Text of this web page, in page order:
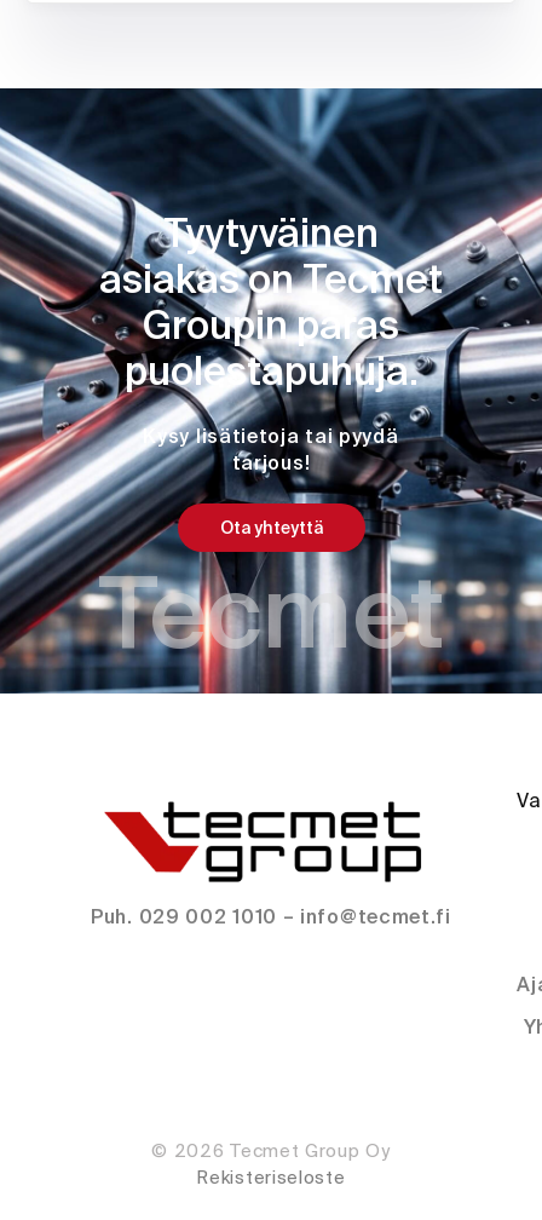
Tyytyväinen
asiakas on Tecmet
Groupin paras
puolestapuhuja.
Kysy lisätietoja tai pyydä
tarjous!
Ota yhteyttä
Tecmet
Puh. 029 002 1010 – info@tecmet.fi
© 2026 Tecmet Group Oy
Rekisteriseloste